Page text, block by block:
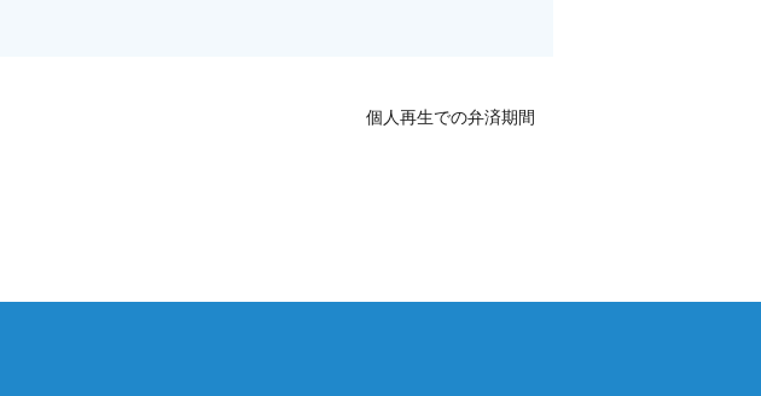
個人再生での弁済期間